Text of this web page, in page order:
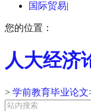
国际贸易|
您的位置：
人大经济
> 学前教育毕业论文